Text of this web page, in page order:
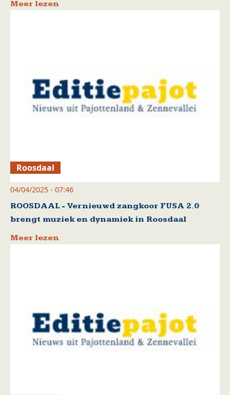
Meer lezen
Roosdaal
04/04/2025 - 07:46
ROOSDAAL - Vernieuwd zangkoor FUSA 2.0
brengt muziek en dynamiek in Roosdaal
Meer lezen